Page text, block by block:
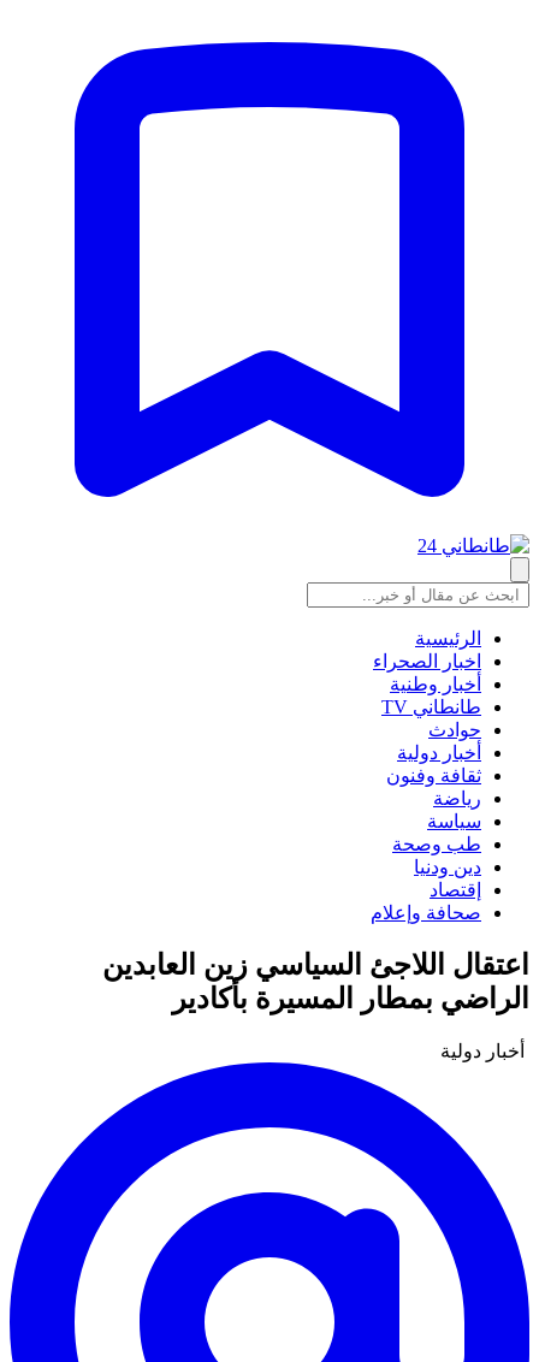
الرئيسية
اخبار الصحراء
أخبار وطنية
طانطاني TV
حوادث
أخبار دولية
ثقافة وفنون
رياضة
سياسة
طب وصحة
دين ودنيا
إقتصاد
صحافة وإعلام
اعتقال اللاجئ السياسي زين العابدين
الراضي بمطار المسيرة بأكادير
أخبار دولية